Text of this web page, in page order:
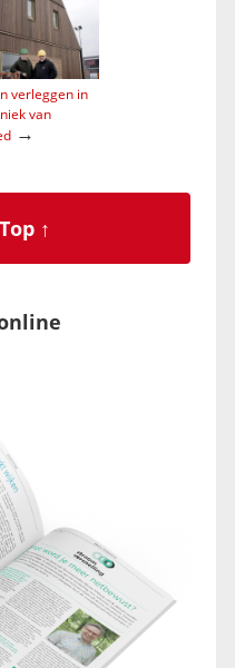
verleggen in
van
→
↑